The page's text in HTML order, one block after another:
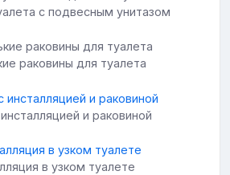
с подвесным унитазом
раковины для туалета
и раковиной
в узком туалете